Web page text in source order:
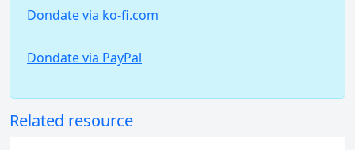
Dondate via ko-fi.com
Dondate via PayPal
Related resource